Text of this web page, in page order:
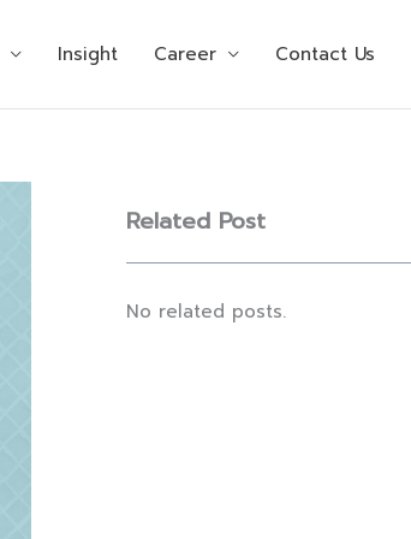
Insight Career Contact Us
Related Post
No related posts.